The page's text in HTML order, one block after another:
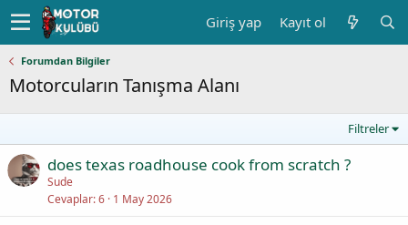
Giriş yap Kayıt ol
Forumdan Bilgiler
Motorcuların Tanışma Alanı
Filtreler
does texas roadhouse cook from scratch ?
Sude
Cevaplar 6 1 May 2026